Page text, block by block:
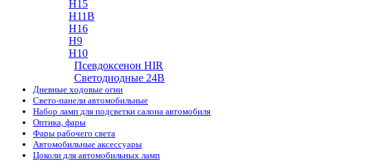
H15
H11B
H16
H9
H10
Псевдоксенон HIR
Cветодиодные 24B
Дневные ходовые огни
Свето-панели автомобильные
Набор ламп для подсветки салона автомобиля
Оптика, фары
Фары рабочего света
Автомобильные аксессуары
Цоколи для автомобильных ламп